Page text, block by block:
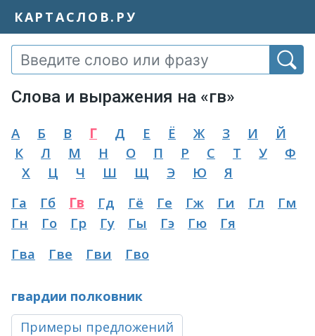
КАРТАСЛОВ.РУ
Слова и выражения на «гв»
А Б В Г Д Е Ё Ж З И
Й
К
Л М Н О П Р С Т У
Ф
Х
Ц Ч Ш Щ Э Ю
Я
Га
Гб Гв Гд Гё Ге Гж Ги Гл
Гм
Гн
Го Гр Гу Гы Гэ Гю
Гя
Гва
Гве Гви Гво
гвардии полковник
Примеры предложений